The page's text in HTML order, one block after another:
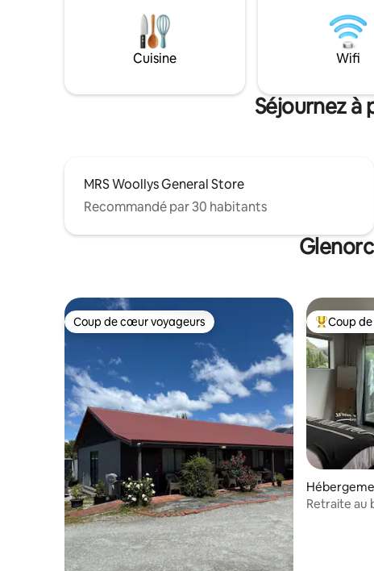
Cuisine Wifi
Séjournez
MRS Woollys General Store
Recommandé par 30 habitants
Coup de cœur voyageurs
Coup de cœur voyageurs Coups de
Coup
Retraite au